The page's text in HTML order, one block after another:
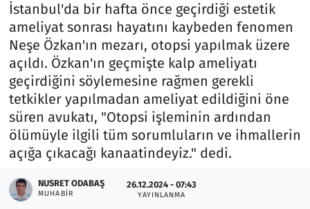
İstanbul'da bir hafta önce geçirdiği estetik
ameliyat sonrası hayatını kaybeden fenomen
Neşe Özkan'ın mezarı, otopsi yapılmak üzere
açıldı. Özkan'ın geçmişte kalp ameliyatı
geçirdiğini söylemesine rağmen gerekli
tetkikler yapılmadan ameliyat edildiğini öne
süren avukatı, "Otopsi işleminin ardından
ölümüyle ilgili tüm sorumluların ve ihmallerin
açığa çıkacağı kanaatindeyiz." dedi.
NUSRET ODABAŞ
MUHABIR
26.12.2024 - 07:43
YAYINLANMA
Lezzet Durağı
Memur ve Kamu
Otomobil
Oyun
Ramazan
Resmi İlanlar